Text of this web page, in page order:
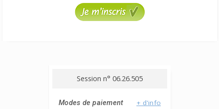
Session n° 06.26.505
Modes de paiement + d'info